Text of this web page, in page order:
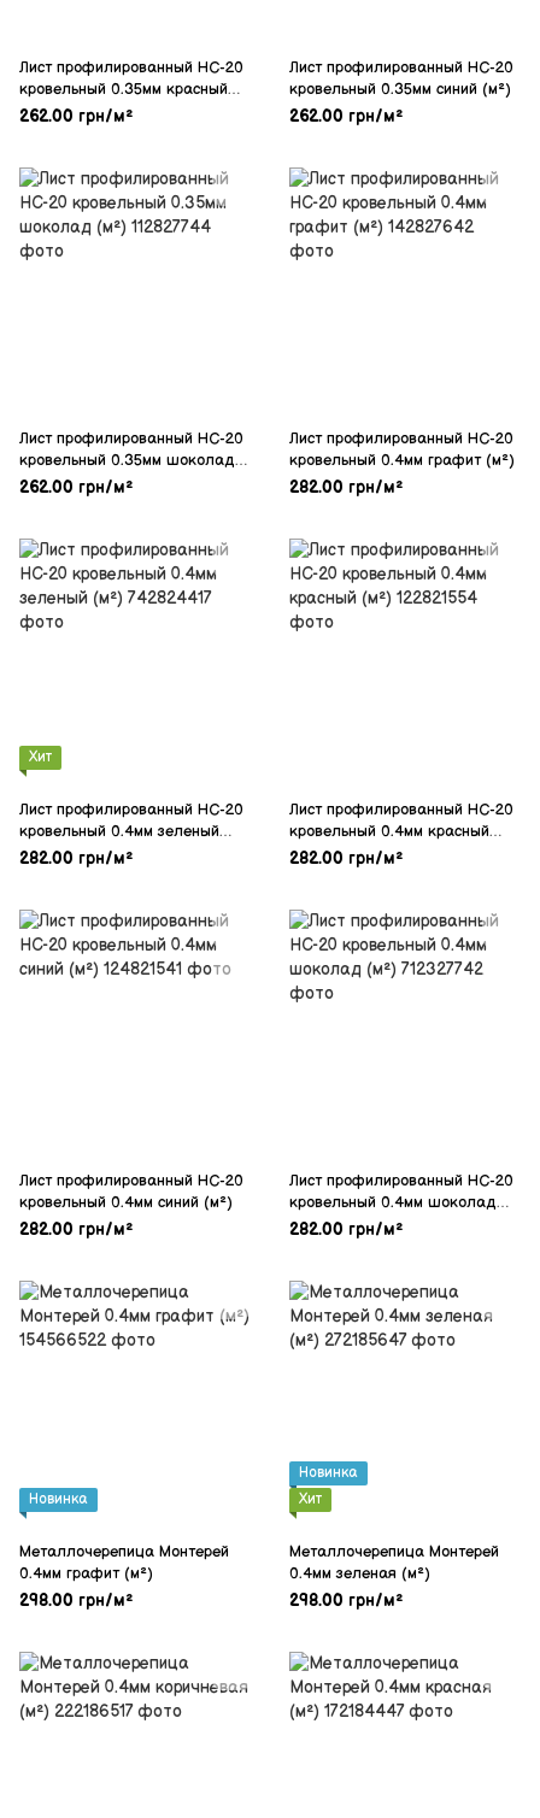
Лист профилированный НС-20
кровельный 0.35мм красный
(м²)
262.00 грн/м²
Лист профилированный НС-20
кровельный 0.35мм синий (м²)
262.00 грн/м²
Лист профилированный НС-20
кровельный 0.35мм шоколад
(м²)
262.00 грн/м²
Лист профилированный НС-20
кровельный 0.4мм графит (м²)
282.00 грн/м²
Хит
Лист профилированный НС-20
кровельный 0.4мм зеленый
(м²)
282.00 грн/м²
Лист профилированный НС-20
кровельный 0.4мм красный
(м²)
282.00 грн/м²
Лист профилированный НС-20
кровельный 0.4мм синий (м²)
282.00 грн/м²
Лист профилированный НС-20
кровельный 0.4мм шоколад
(м²)
282.00 грн/м²
Новинка
Металлочерепица Монтерей
0.4мм графит (м²)
298.00 грн/м²
Новинка
Хит
Металлочерепица Монтерей
0.4мм зеленая (м²)
298.00 грн/м²